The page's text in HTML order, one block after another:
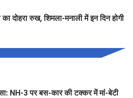
दोहरा रुख, शिमला-मनाली में इन दिन होगी
NH-3 पर बस-कार की टक्कर में मां-बेटी